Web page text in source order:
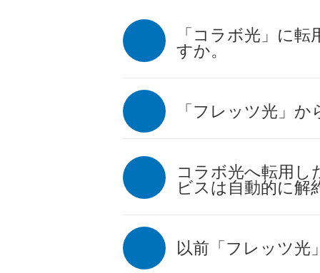
「コラボ光」に
すか。
「フレッツ光」
コラボ光へ転用し
ビスは自動的に解
以前「フレッツ光